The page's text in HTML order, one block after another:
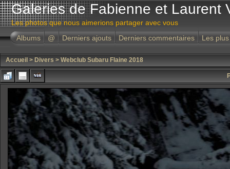
Galeries de Fabienne et Laurent
Les photos que nous aimerions partager avec vous
Albums
@ Derniers ajouts Derniers commentaires Les
Accueil > Divers > Webclub Subaru Flaine 2018